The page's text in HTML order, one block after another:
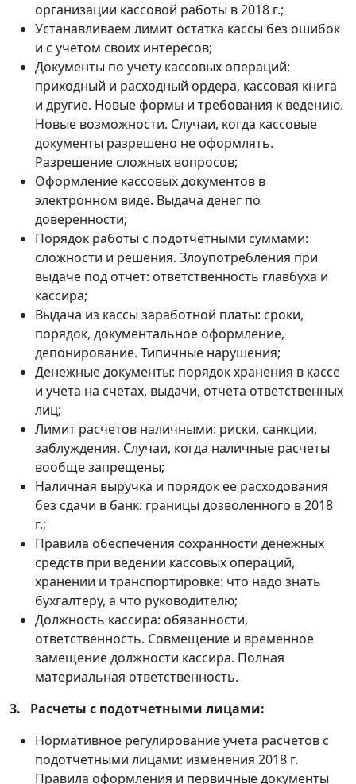
организации кассовой работы в 2018 г.;
Устанавливаем лимит остатка кассы без ошибок
и с учетом своих интересов;
Документы по учету кассовых операций:
приходный и расходный ордера, кассовая книга
и другие. Новые формы и требования к ведению.
Новые возможности. Случаи, когда кассовые
документы разрешено не оформлять.
Разрешение сложных вопросов;
Оформление кассовых документов в
электронном виде. Выдача денег по
доверенности;
Порядок работы с подотчетными суммами:
сложности и решения. Злоупотребления при
выдаче под отчет: ответственность главбуха и
кассира;
Выдача из кассы заработной платы: сроки,
порядок, документальное оформление,
депонирование. Типичные нарушения;
Денежные документы: порядок хранения в кассе
и учета на счетах, выдачи, отчета ответственных
лиц;
Лимит расчетов наличными: риски, санкции,
заблуждения. Случаи, когда наличные расчеты
вообще запрещены;
Наличная выручка и порядок ее расходования
без сдачи в банк: границы дозволенного в 2018
г.;
Правила обеспечения сохранности денежных
средств при ведении кассовых операций,
хранении и транспортировке: что надо знать
бухгалтеру, а что руководителю;
Должность кассира: обязанности,
ответственность. Совмещение и временное
замещение должности кассира. Полная
материальная ответственность.
3. Расчеты с подотчетными лицами:
Нормативное регулирование учета расчетов с
подотчетными лицами: изменения 2018 г.
Правила оформления и первичные документы